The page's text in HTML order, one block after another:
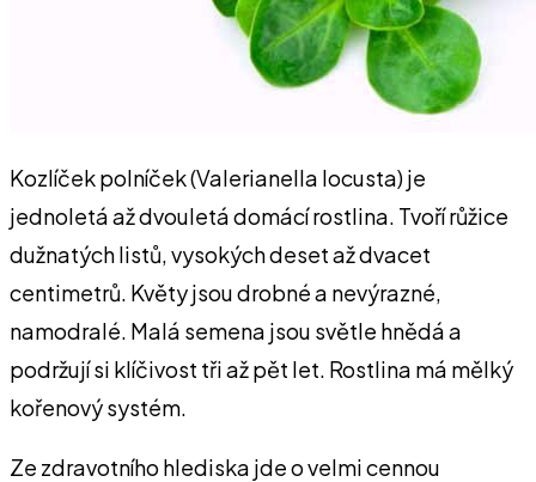
Kozlíček polníček (Valerianella locusta) je
jednoletá až dvouletá domácí rostlina. Tvoří růžice
dužnatých listů, vysokých deset až dvacet
centimetrů. Květy jsou drobné a nevýrazné,
namodralé. Malá semena jsou světle hnědá a
podržují si klíčivost tři až pět let. Rostlina má mělký
kořenový systém.
Ze zdravotního hlediska jde o velmi cennou